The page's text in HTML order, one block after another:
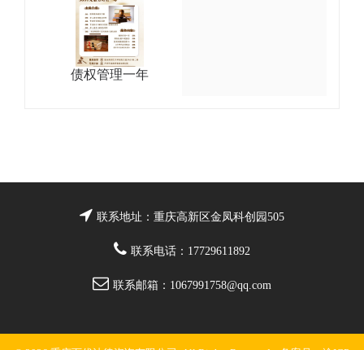
债权管理一年
联系地址：重庆高新区金凤科创园505
联系电话：17729611892
联系邮箱：1067991758@qq.com